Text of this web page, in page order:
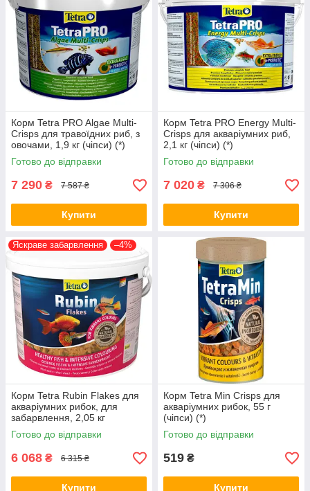
Корм Tetra PRO Algae Multi-
Crisps для травоїдних риб, з
овочами, 1,9 кг (чіпси) (*)
Готово до відправки
7 290 ₴ 7 587 ₴
Купити
Корм Tetra PRO Energy Multi-
Crisps для акваріумних риб,
2,1 кг (чіпси) (*)
Готово до відправки
7 020 ₴ 7 306 ₴
Купити
Яскраве забарвлення –4%
Корм Tetra Rubin Flakes для
акваріумних рибок, для
забарвлення, 2,05 кг
(пластівці) (*)
Готово до відправки
6 068 ₴ 6 315 ₴
Купити
Корм Tetra Min Crisps для
акваріумних рибок, 55 г
(чіпси) (*)
Готово до відправки
519 ₴
Купити